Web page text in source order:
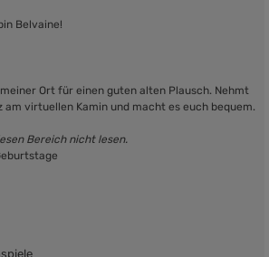
Belvaine!
Ort für einen guten alten Plausch. Nehmt
am virtuellen Kamin und macht es euch bequem.
Bereich nicht lesen.